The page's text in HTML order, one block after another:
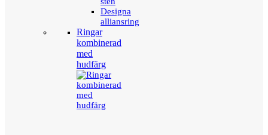
Designa
alliansring
Ringar
kombinerad
med
hudfärg